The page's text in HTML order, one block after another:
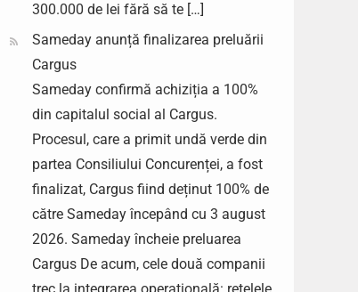
300.000 de lei fără să te […]
Sameday anunță finalizarea preluării
Cargus
Sameday confirmă achiziția a 100%
din capitalul social al Cargus.
Procesul, care a primit undă verde din
partea Consiliului Concurenței, a fost
finalizat, Cargus fiind deținut 100% de
către Sameday începând cu 3 august
2026. Sameday încheie preluarea
Cargus De acum, cele două companii